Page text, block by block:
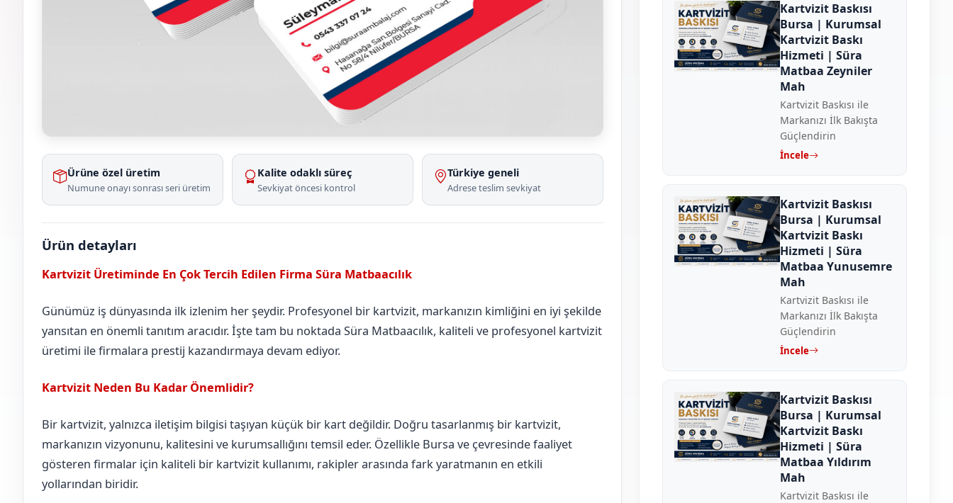
Ürüne özel üretim
Numune onayı sonrası seri üretim
Kalite odaklı süreç
Sevkiyat öncesi kontrol
Türkiye geneli
Adrese teslim sevkiyat
Ürün detayları
Kartvizit Üretiminde En Çok Tercih Edilen Firma Süra Matbaacılık
Günümüz iş dünyasında ilk izlenim her şeydir. Profesyonel bir kartvizit, markanızın kimliğini en iyi şekilde
yansıtan en önemli tanıtım aracıdır. İşte tam bu noktada Süra Matbaacılık, kaliteli ve profesyonel kartvizit
üretimi ile firmalara prestij kazandırmaya devam ediyor.
Kartvizit Neden Bu Kadar Önemlidir?
Bir kartvizit, yalnızca iletişim bilgisi taşıyan küçük bir kart değildir. Doğru tasarlanmış bir kartvizit,
markanızın vizyonunu, kalitesini ve kurumsallığını temsil eder. Özellikle Bursa ve çevresinde faaliyet
gösteren firmalar için kaliteli bir kartvizit kullanımı, rakipler arasında fark yaratmanın en etkili
yollarından biridir.
Kartvizit Baskısı
Bursa | Kurumsal
Kartvizit Baskı
Hizmeti | Süra
Matbaa Zeyniler
Mah
Kartvizit Baskısı ile
Markanızı İlk Bakışta
Güçlendirin
İncele
Kartvizit Baskısı
Bursa | Kurumsal
Kartvizit Baskı
Hizmeti | Süra
Matbaa Yunusemre
Mah
Kartvizit Baskısı ile
Markanızı İlk Bakışta
Güçlendirin
İncele
Kartvizit Baskısı
Bursa | Kurumsal
Kartvizit Baskı
Hizmeti | Süra
Matbaa Yıldırım
Mah
Kartvizit Baskısı ile